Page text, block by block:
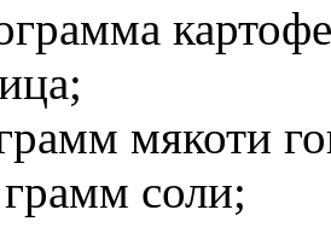
мякоти
соли;